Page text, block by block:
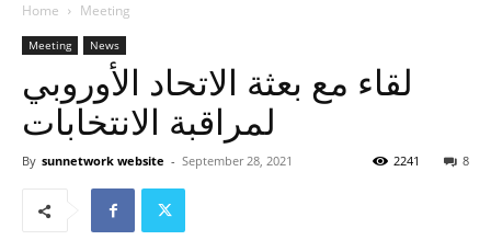
Home Meeting
Meeting News
لقاء مع بعثة الاتحاد الأوروبي
لمراقبة الانتخابات
By sunnetwork website - September 28, 2021 8
2241